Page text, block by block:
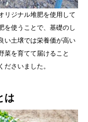
リジナル堆肥を使用して
を使うことで、基礎のし
い土壌では栄養価が高い
菜を育てて届けること
さいました。
は